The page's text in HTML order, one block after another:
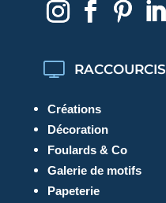
RACCOURCIS
Créations
Décoration
Foulards & Co
Galerie de motifs
Papeterie